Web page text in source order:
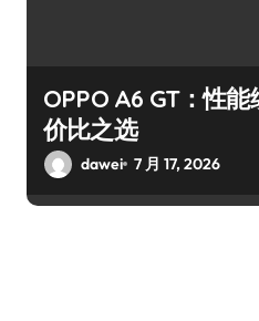
OPPO A6 GT：性
价比之选
dawei 7 月 17, 2026